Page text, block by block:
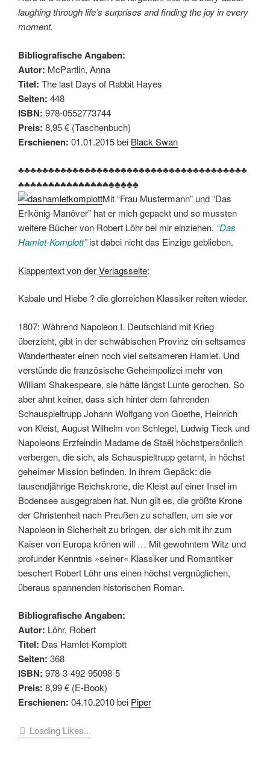
laughing through life’s surprises and finding the joy in every
moment.
Bibliografische Angaben:
Autor: McPartlin, Anna
Titel: The last Days of Rabbit Hayes
Seiten: 448
ISBN: 978-0552773744
Preis: 8,95 € (Taschenbuch)
Erschienen: 01.01.2015 bei Black Swan
♣♣♣♣♣♣♣♣♣♣♣♣♣♣♣♣♣♣♣♣♣♣♣♣♣♣♣♣♣♣♣♣♣♣♣♣♣♣
♣♣♣♣♣♣♣♣♣♣♣♣♣♣♣♣♣♣♣♣
Mit “Frau Mustermann” und “Das
Erlkönig-Manöver” hat er mich gepackt und so mussten
weitere Bücher von Robert Löhr bei mir einziehen. “Das
Hamlet-Komplott”ist dabei nicht das Einzige geblieben.
Klappentext von derVerlagsseite:
Kabale und Hiebe ? die glorreichen Klassiker reiten wieder.
1807: Während Napoleon I. Deutschland mit Krieg
überzieht, gibt in der schwäbischen Provinz ein seltsames
Wandertheater einen noch viel seltsameren Hamlet. Und
verstünde die französische Geheimpolizei mehr von
William Shakespeare, sie hätte längst Lunte gerochen. So
aber ahnt keiner, dass sich hinter dem fahrenden
Schauspieltrupp Johann Wolfgang von Goethe, Heinrich
von Kleist, August Wilhelm von Schlegel, Ludwig Tieck und
Napoleons Erzfeindin Madame de Staël höchstpersönlich
verbergen, die sich, als Schauspieltrupp getarnt, in höchst
geheimer Mission befinden. In ihrem Gepäck: die
tausendjährige Reichskrone, die Kleist auf einer Insel im
Bodensee ausgegraben hat. Nun gilt es, die größte Krone
der Christenheit nach Preußen zu schaffen, um sie vor
Napoleon in Sicherheit zu bringen, der sich mit ihr zum
Kaiser von Europa krönen will … Mit gewohntem Witz und
profunder Kenntnis »seiner« Klassiker und Romantiker
beschert Robert Löhr uns einen höchst vergnüglichen,
überaus spannenden historischen Roman.
Bibliografische Angaben:
Autor: Löhr, Robert
Titel: Das Hamlet-Komplott
Seiten: 368
ISBN: 978-3-492-95098-5
Preis: 8,99 € (E-Book)
Erschienen: 04.10.2010 bei Piper
Loading Likes...